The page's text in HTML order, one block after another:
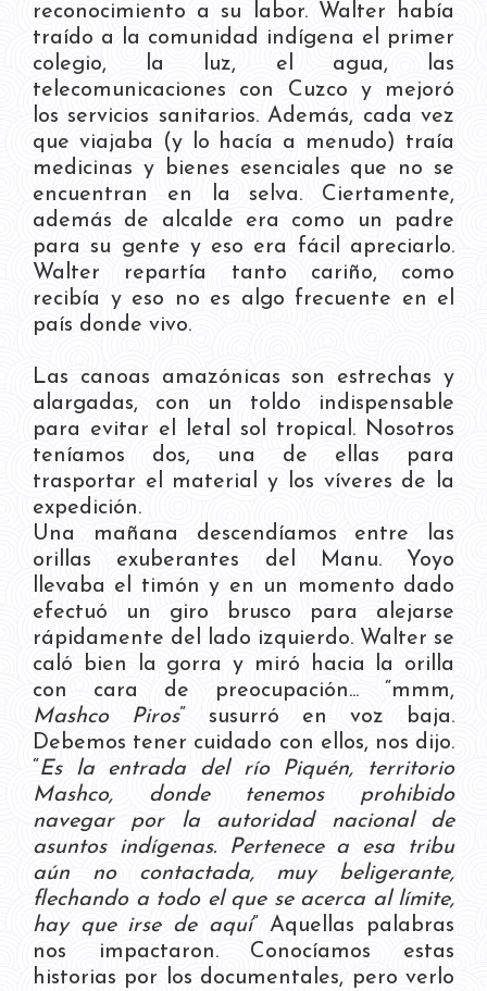
reconocimiento a su labor. Walter había
traído a la comunidad indígena el primer
colegio, la luz, el agua, las
telecomunicaciones con Cuzco y mejoró
los servicios sanitarios. Además, cada vez
que viajaba (y lo hacía a menudo) traía
medicinas y bienes esenciales que no se
encuentran en la selva. Ciertamente,
además de alcalde era como un padre
para su gente y eso era fácil apreciarlo.
Walter repartía tanto cariño, como
recibía y eso no es algo frecuente en el
país donde vivo.
Las canoas amazónicas son estrechas y
alargadas, con un toldo indispensable
para evitar el letal sol tropical. Nosotros
teníamos dos, una de ellas para
trasportar el material y los víveres de la
expedición.
Una mañana descendíamos entre las
orillas exuberantes del Manu. Yoyo
llevaba el timón y en un momento dado
efectuó un giro brusco para alejarse
rápidamente del lado izquierdo. Walter se
caló bien la gorra y miró hacia la orilla
con cara de preocupación... “mmm,
Mashco Piros” susurró en voz baja.
Debemos tener cuidado con ellos, nos dijo.
Es la entrada del río Piquén, territorio
Mashco, donde tenemos prohibido
navegar por la autoridad nacional de
asuntos indígenas. Pertenece a esa tribu
aún no contactada, muy beligerante,
flechando a todo el que se acerca al límite,
hay que irse de aquí” Aquellas palabras
nos impactaron. Conocíamos estas
historias por los documentales, pero verlo